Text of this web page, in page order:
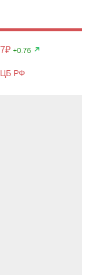
+0.76
ЦБ РФ